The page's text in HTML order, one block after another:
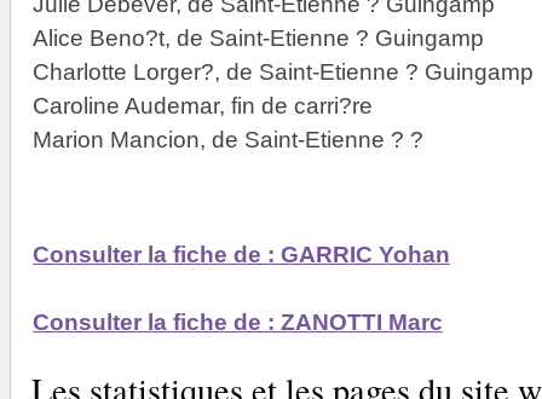
Alice Beno?t, de Saint-Etienne ? Guingamp
Charlotte Lorger?, de Saint-Etienne ? Guingamp
Caroline Audemar, fin de carri?re
Marion Mancion, de Saint-Etienne ? ?
Consulter la fiche de : GARRIC Yohan
Consulter la fiche de : ZANOTTI Marc
Les statistiques et les pages du site